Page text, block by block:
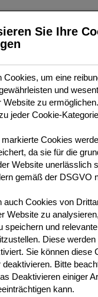
Rezept
Gericht
in
aus Bangkok gelin
Sie Ihre
Cookies, um eine
und
Website zu
jeder Cookie-
markierte Cookies
da sie für die
Website unerlässlich
gemäß der DSGVO
auch Cookies von
Website zu
speichern und
Diese
Sie können diese
deaktivieren. Bitte
Deaktivieren einiger
kann.